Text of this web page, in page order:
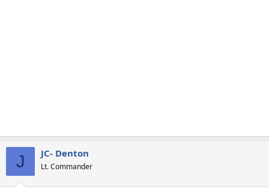
J JC- Denton
Lt. Commander